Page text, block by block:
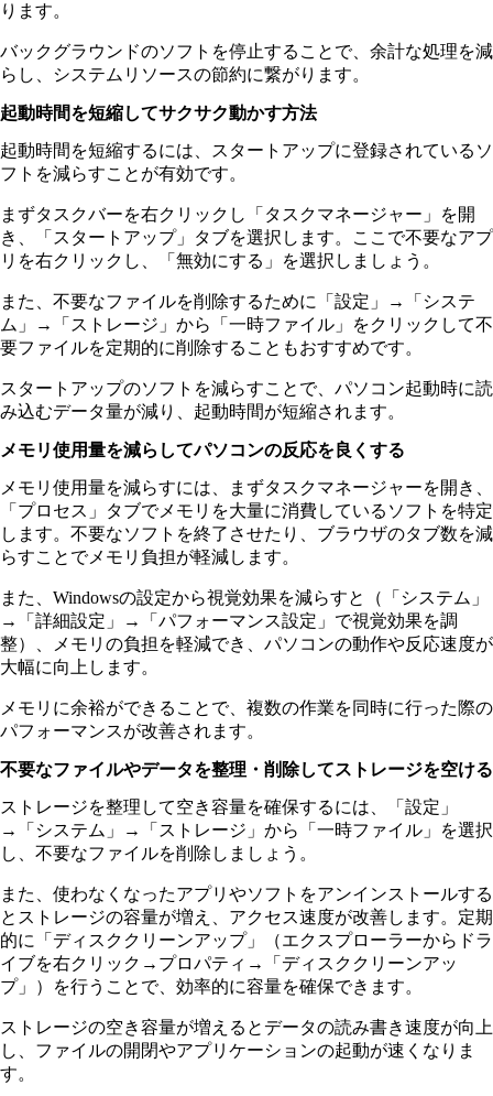
ります。
バックグラウンドのソフトを停止することで、余計な処理を減
らし、システムリソースの節約に繋がります。
起動時間を短縮してサクサク動かす方法
起動時間を短縮するには、スタートアップに登録されているソ
フトを減らすことが有効です。
まずタスクバーを右クリックし「タスクマネージャー」を開
き、「スタートアップ」タブを選択します。ここで不要なアプ
リを右クリックし、「無効にする」を選択しましょう。
また、不要なファイルを削除するために「設定」→「システ
ム」→「ストレージ」から「一時ファイル」をクリックして不
要ファイルを定期的に削除することもおすすめです。
スタートアップのソフトを減らすことで、パソコン起動時に読
み込むデータ量が減り、起動時間が短縮されます。
メモリ使用量を減らしてパソコンの反応を良くする
メモリ使用量を減らすには、まずタスクマネージャーを開き、
「プロセス」タブでメモリを大量に消費しているソフトを特定
します。不要なソフトを終了させたり、ブラウザのタブ数を減
らすことでメモリ負担が軽減します。
また、Windowsの設定から視覚効果を減らすと（「システム」
→「詳細設定」→「パフォーマンス設定」で視覚効果を調
整）、メモリの負担を軽減でき、パソコンの動作や反応速度が
大幅に向上します。
メモリに余裕ができることで、複数の作業を同時に行った際の
パフォーマンスが改善されます。
不要なファイルやデータを整理・削除してストレージを空ける
ストレージを整理して空き容量を確保するには、「設定」
→「システム」→「ストレージ」から「一時ファイル」を選択
し、不要なファイルを削除しましょう。
また、使わなくなったアプリやソフトをアンインストールする
とストレージの容量が増え、アクセス速度が改善します。定期
的に「ディスククリーンアップ」（エクスプローラーからドラ
イブを右クリック→プロパティ→「ディスククリーンアッ
プ」）を行うことで、効率的に容量を確保できます。
ストレージの空き容量が増えるとデータの読み書き速度が向上
し、ファイルの開閉やアプリケーションの起動が速くなりま
す。